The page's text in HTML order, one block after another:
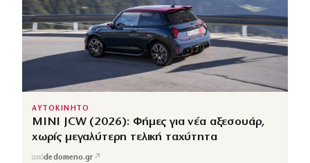
ΑΥΤΟΚΙΝΗΤΟ
MINI JCW (2026): Φήμες για νέα αξεσουάρ,
χωρίς μεγαλύτερη τελική ταχύτητα
απόdedomeno.gr ↗